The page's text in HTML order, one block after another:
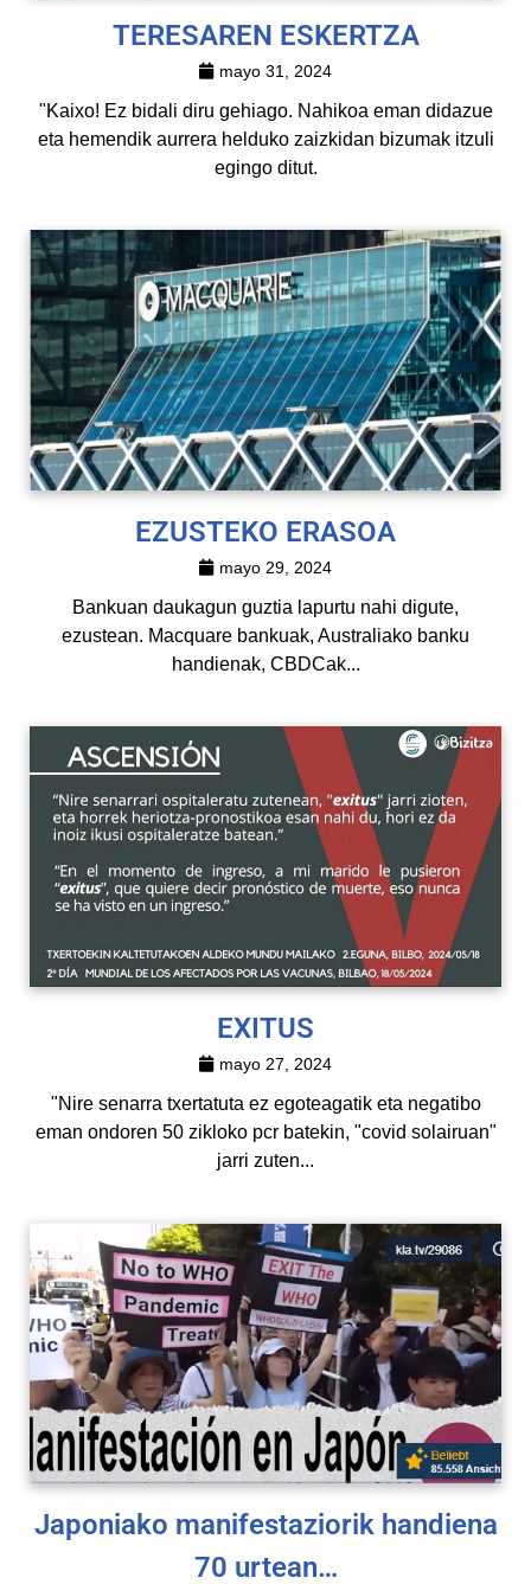
TERESAREN ESKERTZA
mayo 31, 2024
"Kaixo! Ez bidali diru gehiago. Nahikoa eman didazue
eta hemendik aurrera helduko zaizkidan bizumak itzuli
egingo ditut.
EZUSTEKO ERASOA
mayo 29, 2024
Bankuan daukagun guztia lapurtu nahi digute,
ezustean. Macquare bankuak, Australiako banku
handienak, CBDCak...
EXITUS
mayo 27, 2024
"Nire senarra txertatuta ez egoteagatik eta negatibo
eman ondoren 50 zikloko pcr batekin, "covid solairuan"
jarri zuten...
Japoniako manifestaziorik handiena
70 urtean…